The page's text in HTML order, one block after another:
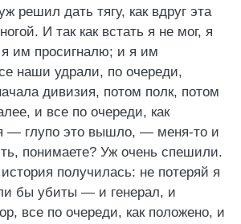
решил дать тягу, как вдруг эта
И так как встать я не мог, я
им просигналю; и я им
наши удрали, по очереди,
дивизия, потом полк, потом
и все по очереди, как
— глупо это вышло, — меня-то и
понимаете? Уж очень спешили.
получилась: не потеряй я
бы убиты — и генерал, и
все по очереди, как положено, и